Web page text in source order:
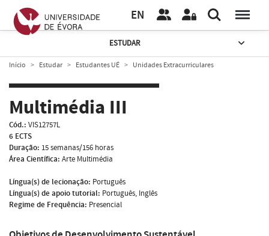
EN
ESTUDAR
Início Estudar Estudantes UÉ Unidades Extracurriculares
Multimédia III
Cód.: VIS12757L
6 ECTS
Duração: 15 semanas/156 horas
Área Científica: Arte Multimédia
Língua(s) de lecionação: Português
Língua(s) de apoio tutorial: Português, Inglês
Regime de Frequência: Presencial